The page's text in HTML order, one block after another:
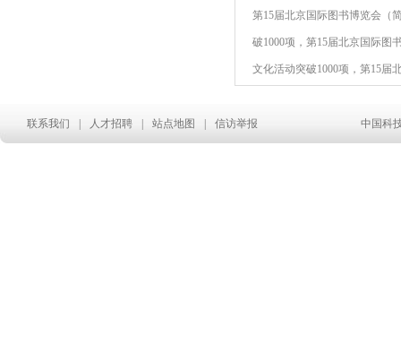
第15届北京国际图书博览会（
破1000项，第15届北京国际图
文化活动突破1000项，第15届
联系我们 人才招聘 站点地图 信访举报 中国科